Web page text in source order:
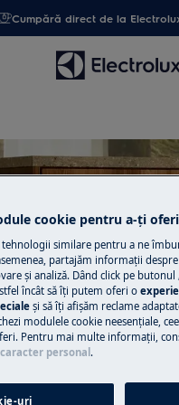
Cumpără direct de la
cookie pentru a-ţi
similare pentru a ne
partajăm informaţii
și analiză. Dând click pe butonul
încât să îţi putem oferi o
și să îţi afișăm reclame
modulele cookie neesenţiale,
Pentru mai multe informaţii,
personal.
uri